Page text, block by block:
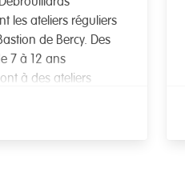
les ateliers réguliers
de Bercy. Des
7 à 12 ans
à des ateliers